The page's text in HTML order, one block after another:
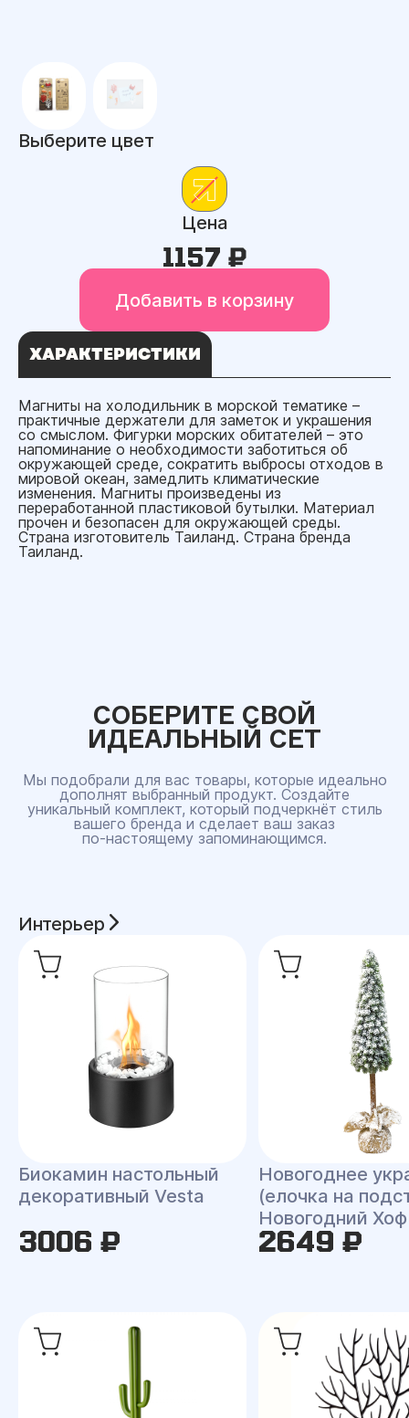
Выберите цвет
Цена
1157 ₽
Добавить в корзину
ХАРАКТЕРИСТИКИ
Магниты на холодильник в морской тематике –
практичные держатели для заметок и украшения
со смыслом. Фигурки морских обитателей – это
напоминание о необходимости заботиться об
окружающей среде, сократить выбросы отходов в
мировой океан, замедлить климатические
изменения. Магниты произведены из
переработанной пластиковой бутылки. Материал
прочен и безопасен для окружающей среды.
Страна изготовитель Таиланд. Страна бренда
Таиланд.
СОБЕРИТЕ СВОЙ
ИДЕАЛЬНЫЙ СЕТ
Мы подобрали для вас товары, которые идеально
дополнят выбранный продукт. Создайте
уникальный комплект, который подчеркнёт стиль
вашего бренда и сделает ваш заказ
по‑настоящему запоминающимся.
Интерьер
Биокамин настольный
декоративный Vesta
3006 ₽
Новогоднее
(елочка на
Новогодний Хоф
2649 ₽